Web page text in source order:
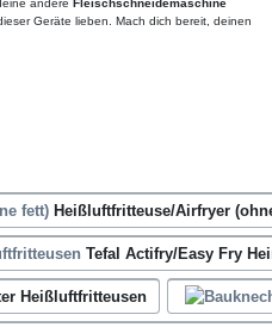
andere Fleischschneidemaschine
Geräte lieben. Mach dich bereit, deinen
Heißluftfritteuse/Airfryer
Tefal Actifry/Easy Fry
Heißluftfritteusen